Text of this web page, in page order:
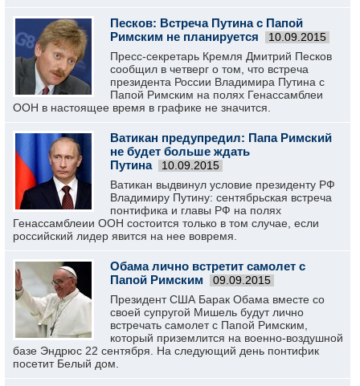
Песков: Встреча Путина с Папой
Римским не планируется
10.09.2015
Пресс-секретарь Кремля Дмитрий Песков
сообщил в четверг о том, что встреча
президента России Владимира Путина с
Папой Римским на полях Генассамблеи
ООН в настоящее время в графике не значится.
Ватикан предупредил: Папа Римский
не будет больше ждать
Путина
10.09.2015
Ватикан выдвинул условие президенту РФ
Владимиру Путину: сентябрьская встреча
понтифика и главы РФ на полях
Генассамблеии ООН состоится только в том случае, если
российский лидер явится на нее вовремя.
Обама лично встретит самолет с
Папой Римским
09.09.2015
Президент США Барак Обама вместе со
своей супругой Мишель будут лично
встречать самолет с Папой Римским,
который приземлится на военно-воздушной
базе Эндрюс 22 сентября. На следующий день понтифик
посетит Белый дом.